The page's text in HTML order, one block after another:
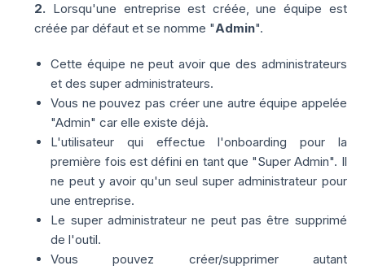
2. Lorsqu'une entreprise est créée, une équipe est
créée par défaut et se nomme "Admin".
Cette équipe ne peut avoir que des administrateurs
et des super administrateurs.
Vous ne pouvez pas créer une autre équipe appelée
"Admin" car elle existe déjà.
L'utilisateur qui effectue l'onboarding pour la
première fois est défini en tant que "Super Admin". Il
ne peut y avoir qu'un seul super administrateur pour
une entreprise.
Le super administrateur ne peut pas être supprimé
de l'outil.
Vous pouvez créer/supprimer autant